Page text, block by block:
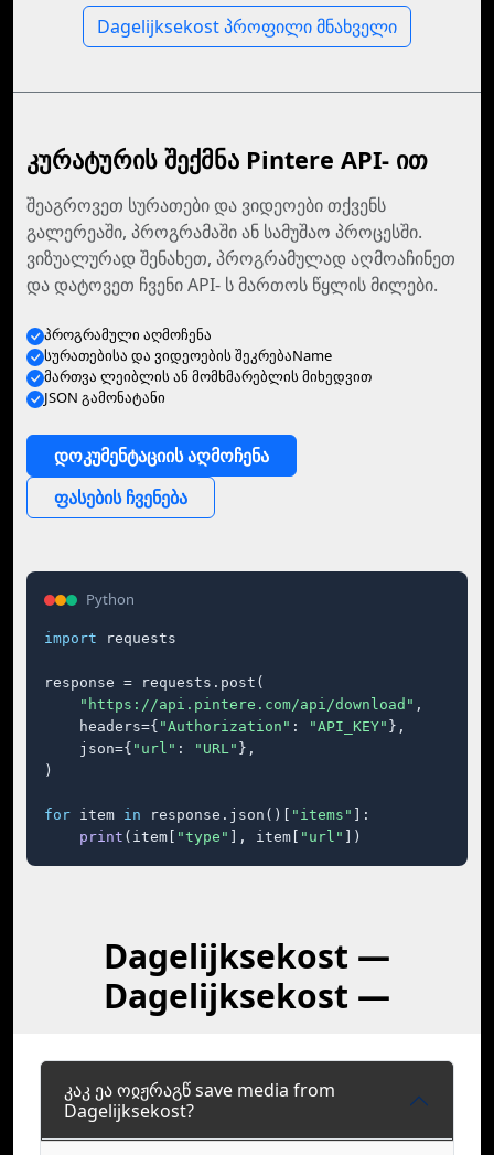
Dagelijksekost პროფილი მნახველი
კურატურის შექმნა Pintere API- ით
შეაგროვეთ სურათები და ვიდეოები თქვენს
გალერეაში, პროგრამაში ან სამუშაო პროცესში.
ვიზუალურად შენახეთ, პროგრამულად აღმოაჩინეთ
და დატოვეთ ჩვენი API- ს მართოს წყლის მილები.
პროგრამული აღმოჩენა
სურათებისა და ვიდეოების შეკრებაName
მართვა ლეიბლის ან მომხმარებლის მიხედვით
JSON გამონატანი
დოკუმენტაციის აღმოჩენა
ფასების ჩვენება
Python
import requests
response = requests.post(
"https://api.pintere.com/api/download" ,
    headers={
"Authorization" : "API_KEY" },
    json={
"url" : "URL" },
)
for item in response.json()[ "items"
]:
print (item[ "type" ], item[ "url" ])
Dagelijksekost —
Dagelijksekost —
კაკ ეა ოჲჟრაგწ save media from
Dagelijksekost?